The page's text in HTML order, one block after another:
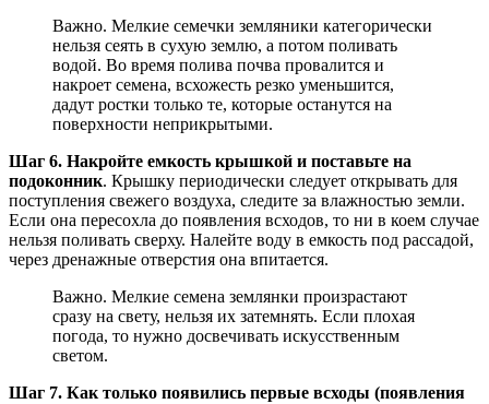
Важно. Мелкие семечки земляники категорически
нельзя сеять в сухую землю, а потом поливать
водой. Во время полива почва провалится и
накроет семена, всхожесть резко уменьшится,
дадут ростки только те, которые останутся на
поверхности неприкрытыми.
Шаг 6. Накройте емкость крышкой и поставьте на
подоконник. Крышку периодически следует открывать для
поступления свежего воздуха, следите за влажностью земли.
Если она пересохла до появления всходов, то ни в коем случае
нельзя поливать сверху. Налейте воду в емкость под рассадой,
через дренажные отверстия она впитается.
Важно. Мелкие семена землянки произрастают
сразу на свету, нельзя их затемнять. Если плохая
погода, то нужно досвечивать искусственным
светом.
Шаг 7. Как только появились первые всходы (появления